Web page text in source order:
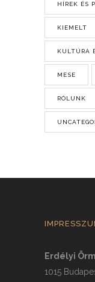
HÍREK ÉS
KIEMELT
KULTÚRA
MESE
RÓLUNK
Erdélyi
1015